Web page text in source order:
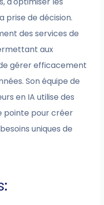
prise de décision.
des services de
aux
gérer efficacement
Son équipe de
en IA utilise des
pointe pour créer
uniques de